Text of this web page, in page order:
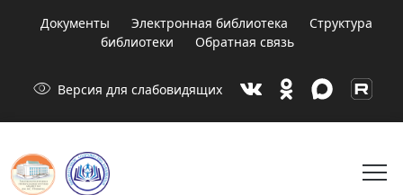
Документы Электронная библиотека
Структура
библиотеки
Обратная связь
visibility Версия для слабовидящих
menu